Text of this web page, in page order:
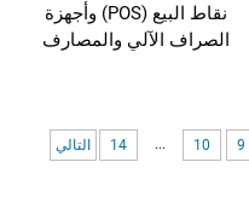
نقاط البيع (POS) وأجهزة
الصراف الآلي والمصارف
9
10
...
14 التالي